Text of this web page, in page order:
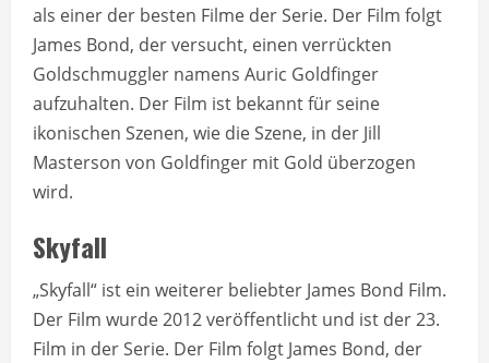
als einer der besten Filme der Serie. Der Film folgt
James Bond, der versucht, einen verrückten
Goldschmuggler namens Auric Goldfinger
aufzuhalten. Der Film ist bekannt für seine
ikonischen Szenen, wie die Szene, in der Jill
Masterson von Goldfinger mit Gold überzogen
wird.
Skyfall
„Skyfall“ ist ein weiterer beliebter James Bond Film.
Der Film wurde 2012 veröffentlicht und ist der 23.
Film in der Serie. Der Film folgt James Bond, der